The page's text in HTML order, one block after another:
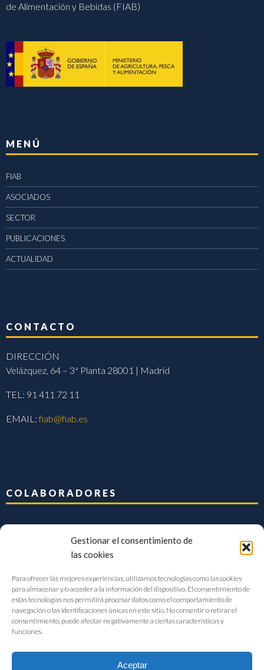
Gestionar el consentimiento de
las cookies
Para ofrecer las mejores experiencias, utilizamos tecnologías como las cookies
para almacenar y/o acceder a la información del dispositivo. El consentimiento de
estas tecnologías nos permitirá procesar datos como el comportamiento de
navegación o las identificaciones únicas en este sitio. No consentir o retirar el
consentimiento, puede afectar negativamente a ciertas características y
funciones.
Aceptar
de Alimentación y Bebidas (FIAB)
MENÚ
FIAB
ASOCIADOS
SECTOR
PUBLICACIONES
ACTUALIDAD
CONTACTO
DIRECCIÓN
Velázquez, 64 – 3ª Planta 28001 | Madrid
TEL: 91 411 72 11
EMAIL:fiab@fiab.es
COLABORADORES